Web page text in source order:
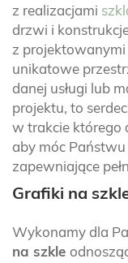
z realizacjami
drzwi i
z projektowanymi
unikatowe
danej usługi lub
projektu, to
w trakcie którego
aby móc
zapewniające
Grafiki na
Wykonamy dla
na szkle